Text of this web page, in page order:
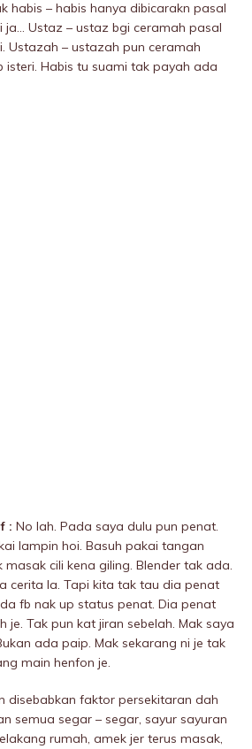
habis – habis hanya dibicarakn pasal
ja… Ustaz – ustaz bgi ceramah pasal
Ustazah – ustazah pun ceramah
Habis tu suami tak payah ada
: No lah. Pada saya dulu pun penat.
lampin hoi. Basuh pakai tangan
cili kena giIing. BIender tak ada.
cerita la. Tapi kita tak tau dia penat
fb nak up status penat. Dia penat
je. Tak pun kat jiran sebeIah. Mak saya
ada paip. Mak sekarang ni je tak
main henfon je.
disebabkan faktor persekitaran dah
semua segar – segar, sayur sayuran
rumah, amek jer terus masak,